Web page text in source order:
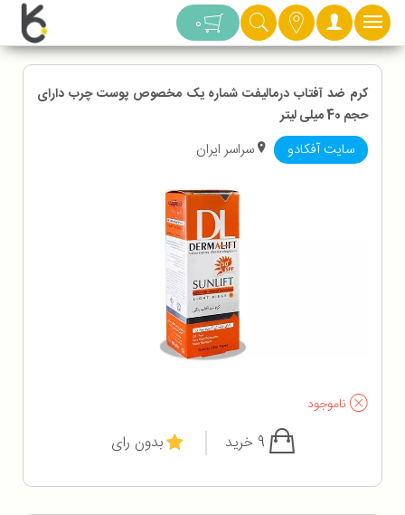
دسته بندی 0
کرم ضد آفتاب درمالیفت شماره یک مخصوص پوست چرب دارای
حجم 40 میلی لیتر
سایت آفکادو سراسر ایران
ناموجود
بدون رای